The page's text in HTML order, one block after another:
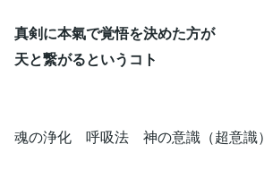
真剣に本氣で覚悟を決めた方が
天と繋がるというコト
魂の浄化 呼吸法 神の意識（超意識）